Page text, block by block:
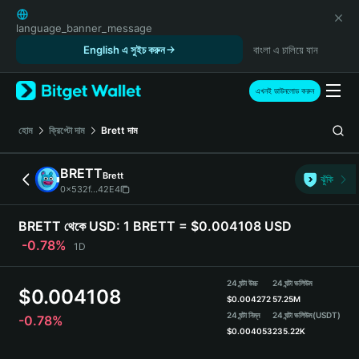
English
日本語
Русский
Español (Latinoamérica)
Türkçe
Italiano
Deutsch
简体中文
繁體中文
Português (Portugal)
Bahasa Indonesia
Español
language_banner_message
English এ সুইচ করুন
বাংলা এ চালিয়ে যান
এখনই ডাউনলোড করুন
হোম ক্রিপ্টো দাম Brett দাম
BRETTBrett
0x532f...42E4
ঝুঁকি
BRETT থেকে USD: 1 BRETT = $0.004108 USD
-0.78%
1D
$0.004108
-0.78%
24 ঘন্টা উচ্চ
$0.004272
24 ঘন্টা নিম্ন
$0.004053
24 ঘন্টা ভলিউম
57.25M
24 ঘন্টা ভলিউম(USDT)
235.22K